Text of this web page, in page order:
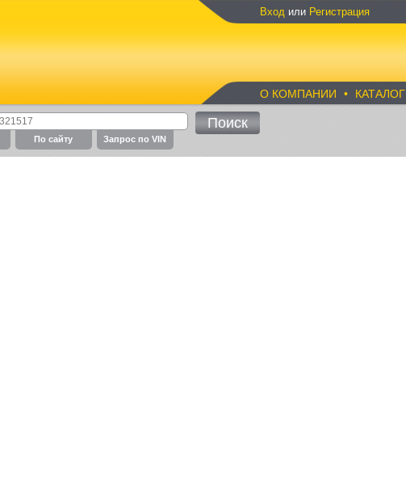
Вход или Регистрация
О КОМПАНИИ • КАТАЛОГ
По cайту Запрос по VIN